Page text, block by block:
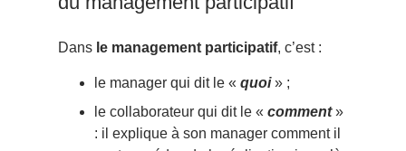
Dans le management participatif, c’est :
le manager qui dit le « quoi» ;
le collaborateur qui dit le « comment»
: il explique à son manager comment il